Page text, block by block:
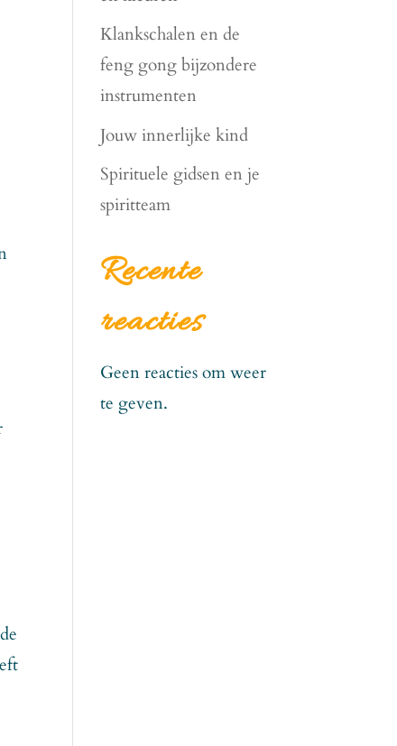
Klankschalen en de
feng gong bijzondere
instrumenten
Jouw innerlijke kind
Spirituele gidsen en je
spiritteam
Recente
reacties
Geen reacties om weer
te geven.